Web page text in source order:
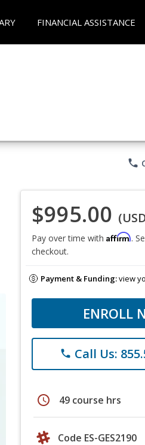
FINANCIAL ASSISTANCE
phone
$995.00
Pay over time with Affirm.
checkout.
Payment & Funding:view
ENROLL
phone Call Us:
schedule 49 course hrs
Code ES-GES2190